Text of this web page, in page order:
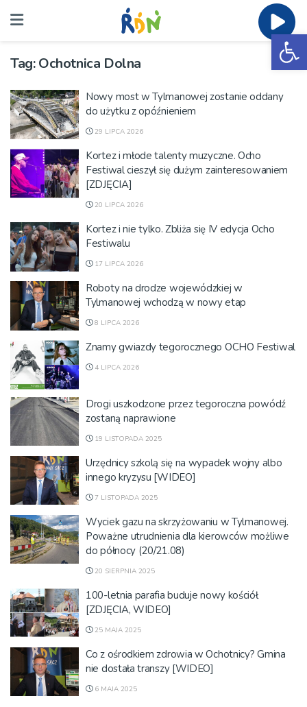
Tag:Ochotnica Dolna
Nowy most w Tylmanowej zostanie oddany
do użytku z opóźnieniem
29 LIPCA 2026
Kortez i młode talenty muzyczne. Ocho
Festiwal cieszył się dużym zainteresowaniem
[ZDJĘCIA]
20 LIPCA 2026
Kortez i nie tylko. Zbliża się IV edycja Ocho
Festiwalu
17 LIPCA 2026
Roboty na drodze wojewódzkiej w
Tylmanowej wchodzą w nowy etap
8 LIPCA 2026
Znamy gwiazdy tegorocznego OCHO Festiwal
4 LIPCA 2026
Drogi uszkodzone przez tegoroczna powódź
zostaną naprawione
19 LISTOPADA 2025
Urzędnicy szkolą się na wypadek wojny albo
innego kryzysu [WIDEO]
7 LISTOPADA 2025
Wyciek gazu na skrzyżowaniu w Tylmanowej.
Poważne utrudnienia dla kierowców możliwe
do północy (20/21.08)
20 SIERPNIA 2025
100-letnia parafia buduje nowy kościół
[ZDJĘCIA, WIDEO]
25 MAJA 2025
Co z ośrodkiem zdrowia w Ochotnicy? Gmina
nie dostała transzy [WIDEO]
6 MAJA 2025